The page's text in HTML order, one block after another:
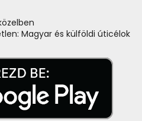
Magyar és külföldi úticélok